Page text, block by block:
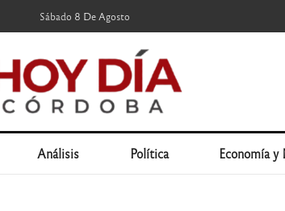
Sábado 8 De Agosto
Análisis Política Economía y